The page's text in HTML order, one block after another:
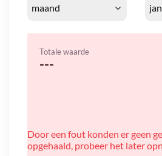
Totale waarde
---
Door een fout konden er geen
opgehaald, probeer het later